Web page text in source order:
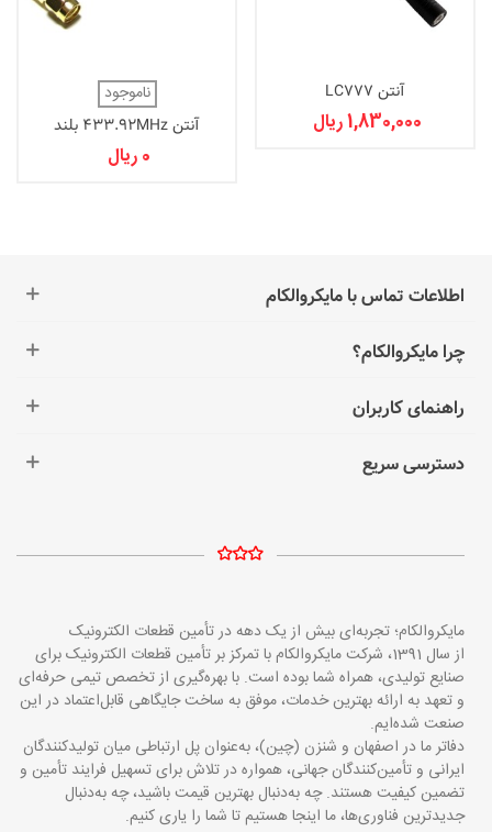
آنتن LC777
1,830,000 ریال
ناموجود
آنتن 433.92MHz بلند
0 ریال
اطلاعات تماس با مایکروالکام
چرا مایکروالکام؟
راهنمای کاربران
دسترسی سریع
مایکروالکام؛ تجربه‌ای بیش از یک دهه در تأمین قطعات الکترونیک
از سال 1391، شرکت مایکروالکام با تمرکز بر تأمین قطعات الکترونیک برای
صنایع تولیدی، همراه شما بوده است. با بهره‌گیری از تخصص تیمی حرفه‌ای
و تعهد به ارائه بهترین خدمات، موفق به ساخت جایگاهی قابل‌اعتماد در این
صنعت شده‌ایم.
دفاتر ما در اصفهان و شنزن (چین)، به‌عنوان پل ارتباطی میان تولیدکنندگان
ایرانی و تأمین‌کنندگان جهانی، همواره در تلاش برای تسهیل فرایند تأمین و
تضمین کیفیت هستند. چه به‌دنبال بهترین قیمت باشید، چه به‌دنبال
جدیدترین فناوری‌ها، ما اینجا هستیم تا شما را یاری کنیم.